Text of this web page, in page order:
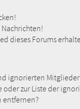
dieses Forums
ignorierten
oder zur Liste der
entfernen?